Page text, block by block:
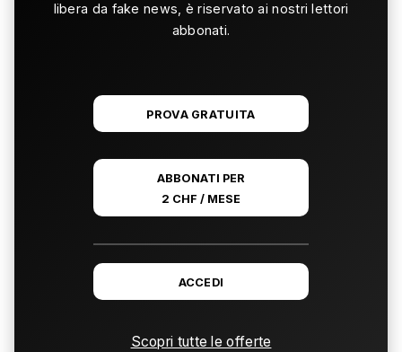
libera da fake news, è riservato ai nostri lettori
abbonati.
PROVA GRATUITA
ABBONATI PER
2 CHF / MESE
ACCEDI
Scopri tutte le offerte